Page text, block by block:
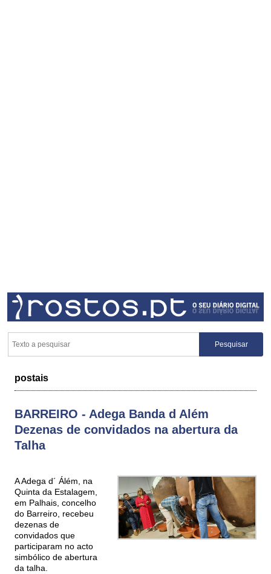
postais
BARREIRO - Adega Banda d Além
Dezenas de convidados na abertura da
Talha
A Adega d´ Álém, na
Quinta da Estalagem,
em Palhais, concelho
do Barreiro, recebeu
dezenas de
convidados que
participaram no acto
simbólico de abertura
da talha.